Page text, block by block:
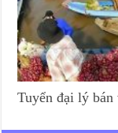
Tuyển đại lý